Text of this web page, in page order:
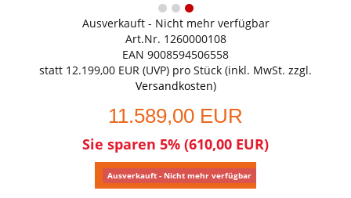
Ausverkauft - Nicht mehr verfügbar
Art.Nr. 1260000108
EAN 9008594506558
statt 12.199,00 EUR (UVP) pro Stück (inkl. MwSt. zzgl.
Versandkosten)
11.589,00 EUR
Sie sparen 5% (610,00 EUR)
Ausverkauft - Nicht mehr verfügbar